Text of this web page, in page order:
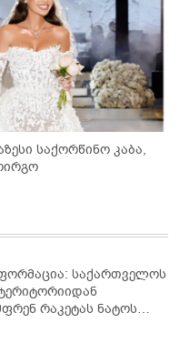
საქართველოს
რაკეტას ნატოს
ჩაუშლია